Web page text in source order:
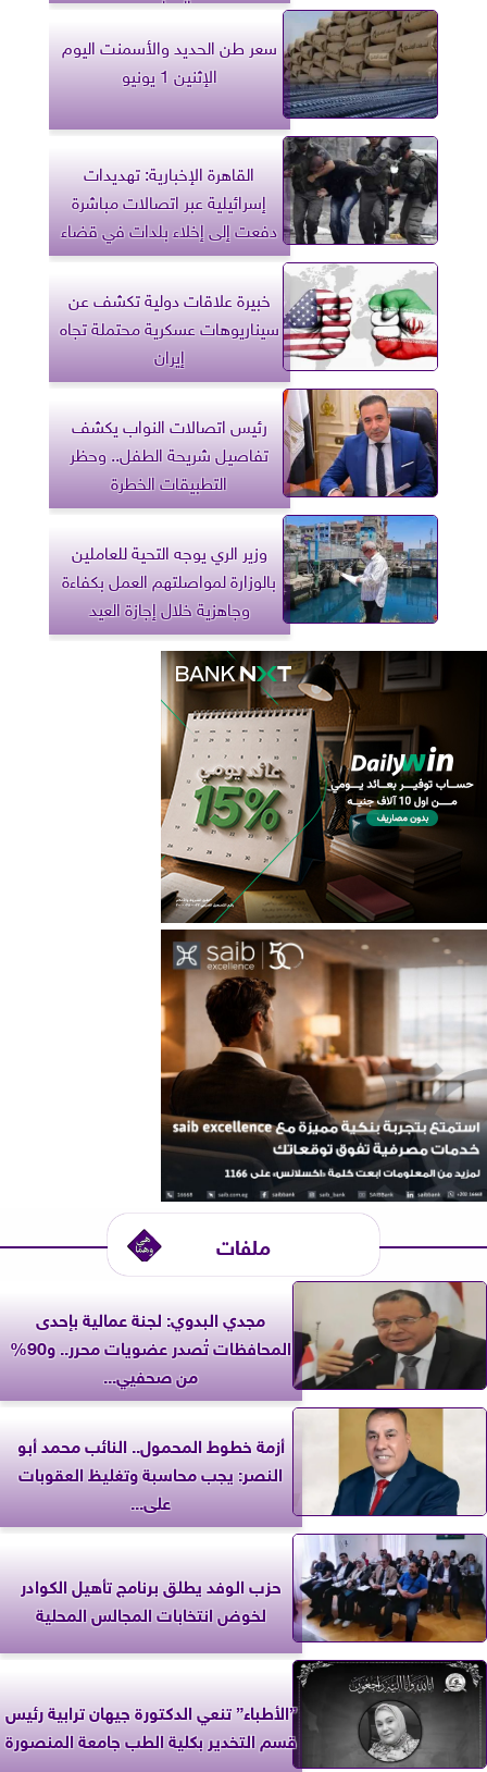
سعر طن الحديد والأسمنت اليوم
الإثنين 1 يونيو
القاهرة الإخبارية: تهديدات
إسرائيلية عبر اتصالات مباشرة
دفعت إلى إخلاء بلدات في قضاء
صور
خبيرة علاقات دولية تكشف عن
سيناريوهات عسكرية محتملة تجاه
إيران
رئيس اتصالات النواب يكشف
تفاصيل شريحة الطفل.. وحظر
التطبيقات الخطرة
وزير الري يوجه التحية للعاملين
بالوزارة لمواصلتهم العمل بكفاءة
وجاهزية خلال إجازة العيد
ملفات
مجدي البدوي: لجنة عمالية بإحدى
المحافظات تُصدر عضويات محرر.. و90%
من صحفيي...
أزمة خطوط المحمول.. النائب محمد أبو
النصر: يجب محاسبة وتغليظ العقوبات
على...
حزب الوفد يطلق برنامج تأهيل الكوادر
لخوض انتخابات المجالس المحلية
”الأطباء” تنعي الدكتورة جيهان ترابية رئيس
قسم التخدير بكلية الطب جامعة المنصورة